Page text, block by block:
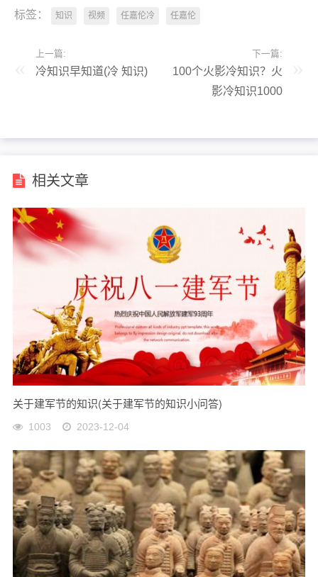
标签： 知识 视频 任嘉伦冷 任嘉伦
上一篇:
冷知识早知道(冷 知识)
下一篇:
100个火影冷知识？火
影冷知识1000
相关文章
关于建军节的知识(关于建军节的知识小问答)
1003 2023-12-04